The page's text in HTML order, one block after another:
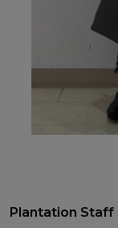
Plantation Staff